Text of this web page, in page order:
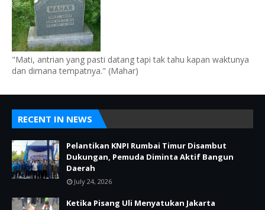
"Mati, antrian yang pasti datang tapi tak tahu kapan waktunya
dan dimana tempatnya." (Mahar)
RECENT IN NEWS
Pelantikan KNPI Rumbai Timur Disambut
Dukungan, Pemuda Diminta Aktif Bangun
Daerah
July 24, 2026
Ketika Pisang Uli Menyatukan Jakarta